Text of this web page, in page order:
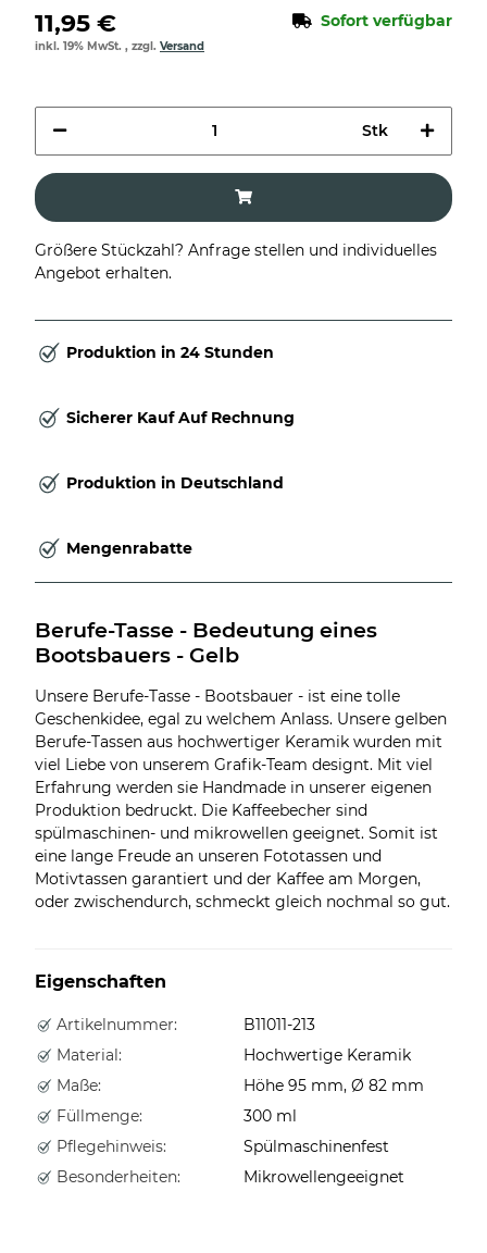
11,95 € Sofort verfügbar
inkl. 19% MwSt. , zzgl. Versand
Stk
Größere Stückzahl? Anfrage stellen und individuelles
Angebot erhalten.
Produktion in 24 Stunden
Sicherer Kauf Auf Rechnung
Produktion in Deutschland
Mengenrabatte
Berufe-Tasse - Bedeutung eines
Bootsbauers - Gelb
Unsere Berufe-Tasse - Bootsbauer - ist eine tolle
Geschenkidee, egal zu welchem Anlass. Unsere gelben
Berufe-Tassen aus hochwertiger Keramik wurden mit
viel Liebe von unserem Grafik-Team designt. Mit viel
Erfahrung werden sie Handmade in unserer eigenen
Produktion bedruckt. Die Kaffeebecher sind
spülmaschinen- und mikrowellen geeignet. Somit ist
eine lange Freude an unseren Fototassen und
Motivtassen garantiert und der Kaffee am Morgen,
oder zwischendurch, schmeckt gleich nochmal so gut.
Eigenschaften
Artikelnummer:
B11011-213
Material:
Hochwertige Keramik
Maße:
Höhe 95 mm, Ø 82 mm
Füllmenge:
300 ml
Pflegehinweis:
Spülmaschinenfest
Besonderheiten:
Mikrowellengeeignet